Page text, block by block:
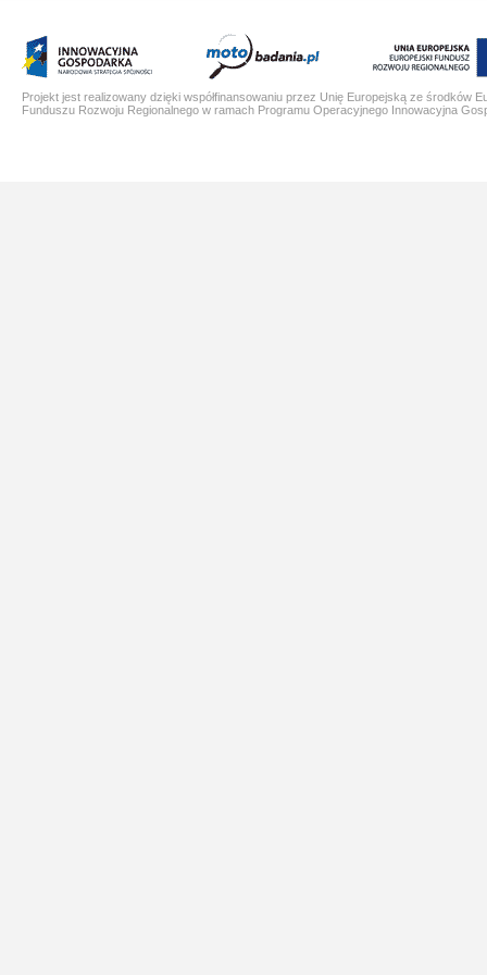
Projekt jest realizowany dzięki współfinansowaniu przez Unię Europejską ze środków
Funduszu Rozwoju Regionalnego w ramach Programu Operacyjnego Innowacyjna